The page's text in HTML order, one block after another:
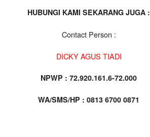
HUBUNGI KAMI SEKARANG JUGA :
Contact Person :
DICKY AGUS TIADI
NPWP : 72.920.161.6-72.000
WA/SMS/HP : 0813 6700 0871